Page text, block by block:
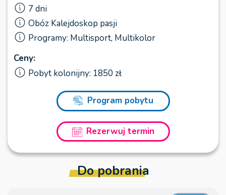
7 dni
Obóz Kalejdoskop pasji
Programy: Multisport, Multikolor
Ceny:
Pobyt kolonijny: 1850 zł
Program pobytu
Rezerwuj termin
Do pobrania